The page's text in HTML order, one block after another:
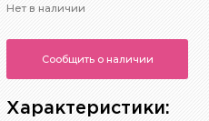
Нет в наличии
Сообщить о наличии
Характеристики: